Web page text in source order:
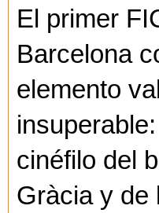
El primer
Barcelona
elemento
cinéfilo del
Gràcia y de